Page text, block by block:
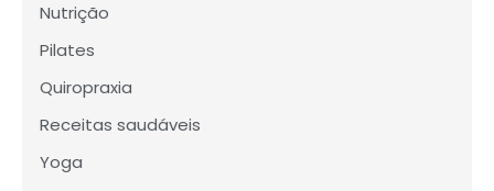
Nutrição
Pilates
Quiropraxia
Receitas saudáveis
Yoga